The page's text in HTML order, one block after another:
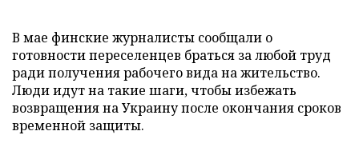
В мае финские журналисты сообщали о
готовности переселенцев браться за любой труд
ради получения рабочего вида на жительство.
Люди идут на такие шаги, чтобы избежать
возвращения на Украину после окончания сроков
временной защиты.